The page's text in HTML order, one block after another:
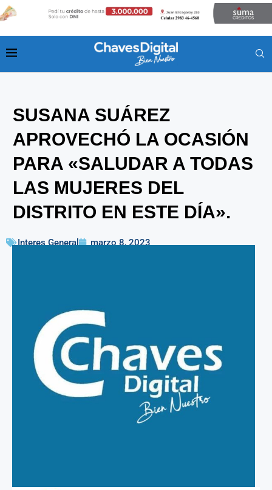
SUSANA SUÁREZ
APROVECHÓ LA OCASIÓN
PARA «SALUDAR A TODAS
LAS MUJERES DEL
DISTRITO EN ESTE DÍA».
Interes General marzo 8, 2023